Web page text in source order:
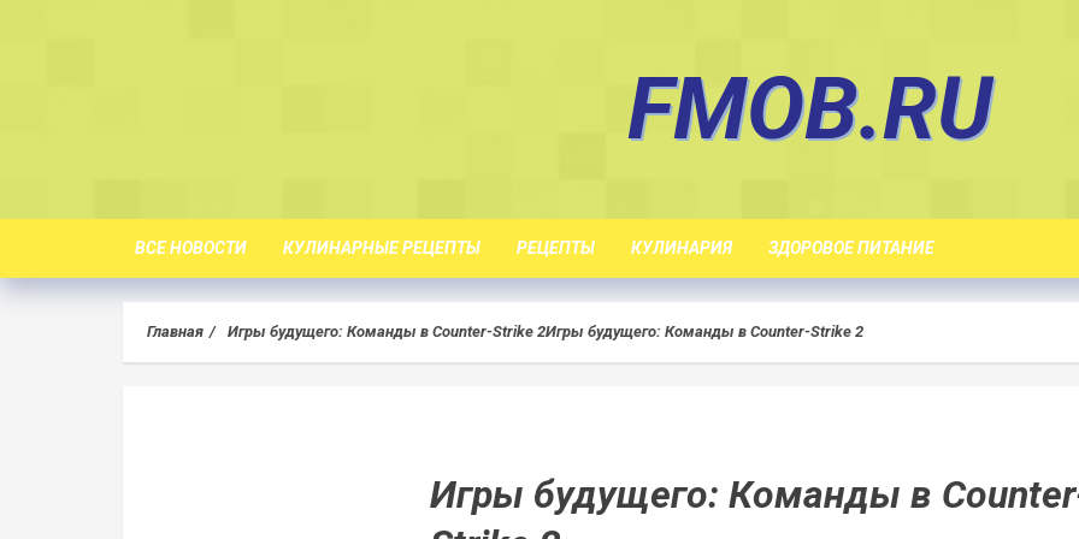
FMOB.RU
ВСЕ НОВОСТИ КУЛИНАРНЫЕ РЕЦЕПТЫ РЕЦЕПТЫ КУЛИНАРИЯ ЗДОРОВОЕ ПИТАНИЕ
Главная Игры будущего: Команды в Counter-Strike 2Игры будущего: Команды в Counter-Strike 2
Игры будущего: Команды в